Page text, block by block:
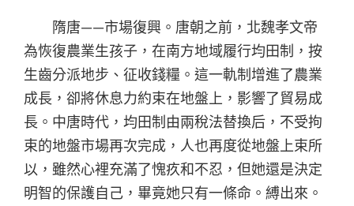
隋唐——市場復興。唐朝之前，北魏孝文帝
為恢復農業生孩子，在南方地域履行均田制，按
生齒分派地步、征收錢糧。這一軌制增進了農業
成長，卻將休息力約束在地盤上，影響了貿易成
長。中唐時代，均田制由兩稅法替換后，不受拘
束的地盤市場再次完成，人也再度從地盤上束所
以，雖然心裡充滿了愧疚和不忍，但她還是決定
明智的保護自己，畢竟她只有一條命。縛出來。